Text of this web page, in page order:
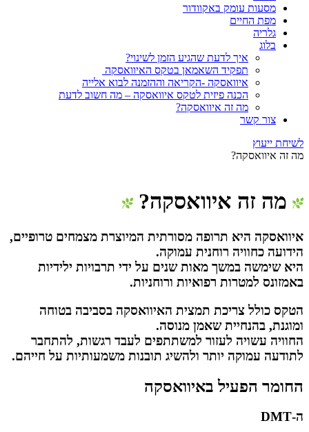
מסעות עומק באקוודור
מפת החיים
גלריה
בלוג
איך לדעת שהגיע הזמן לשינוי?
תפקיד השאמאן בטקס האיוואסקה
איוואסקה -הקריאה וההזמנה לבוא אלייה
הכנה פיזית לטקס איוואסקה – מה חשוב לדעת
מה זה איוואסקה?
צור קשר
לשיחת ייעוץ
מה זה איוואסקה?
מה זה איוואסקה?
איוואסקה היא תרופה מסורתית המיוצרת מצמחים טרופיים,
הידועה כחוויה רוחנית עמוקה.
היא שימשה במשך מאות שנים על ידי תרבויות ילידיות
באמזונס למטרות רפואיות ורוחניות.
הטקס כולל צריכת תמצית האיוואסקה בסביבה בטוחה
ומוגנת, בהנחיית שאמן מנוסה.
החוויה עשויה לעזור למשתתפים לעבד רגשות, להתחבר
לתודעה עמוקה יותר ולהשיג תובנות משמעותיות על חייהם.
החומר הפעיל באיוואסקה
ה-DMT